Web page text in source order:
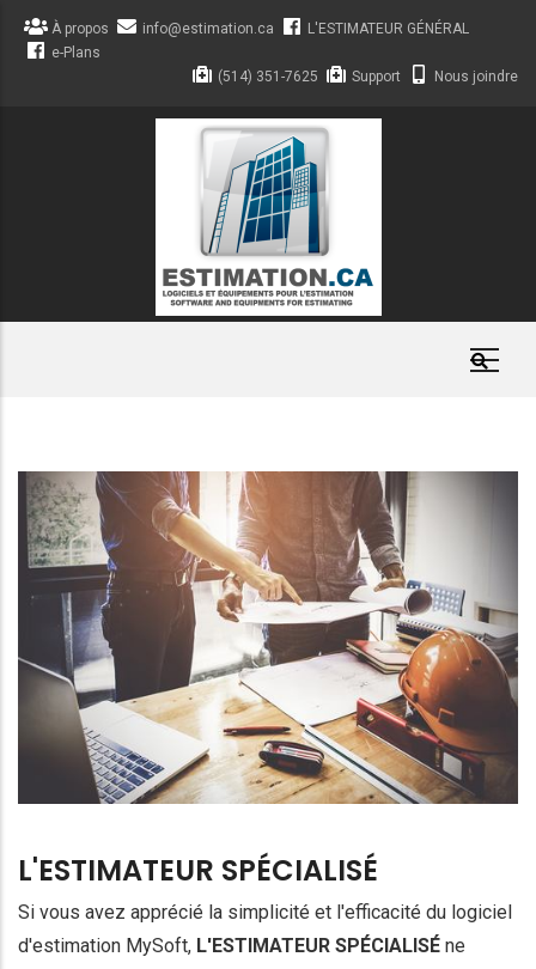
Aller
À propos info@estimation.ca
L'ESTIMATEUR GÉNÉRAL
e-Plans
(514) 351-7625
Support Nous joindre
L'ESTIMATEUR SPÉCIALISÉ
Si vous avez apprécié la simplicité et l'efficacité du logiciel
d'estimation MySoft, L'ESTIMATEUR SPÉCIALISÉ ne